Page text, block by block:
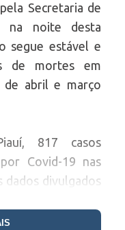
Secretaria de
na noite desta
segue estável e
de mortes em
de abril e março
817 casos
Covid-19 nas
dados divulgados